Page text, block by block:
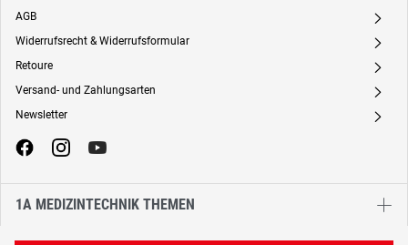
AGB A
Widerrufsrecht & Widerrufsformular A
Retoure A
Versand- und Zahlungsarten A
Newsletter A
1A MEDIZINTECHNIK THEMEN